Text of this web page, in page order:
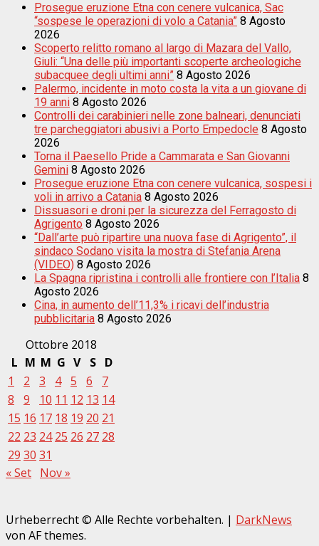
Prosegue eruzione Etna con cenere vulcanica, Sac
“sospese le operazioni di volo a Catania” 8 Agosto
2026
Scoperto relitto romano al largo di Mazara del Vallo,
Giuli: “Una delle più importanti scoperte archeologiche
subacquee degli ultimi anni” 8 Agosto 2026
Palermo, incidente in moto costa la vita a un giovane di
19 anni 8 Agosto 2026
Controlli dei carabinieri nelle zone balneari, denunciati
tre parcheggiatori abusivi a Porto Empedocle 8 Agosto
2026
Torna il Paesello Pride a Cammarata e San Giovanni
Gemini 8 Agosto 2026
Prosegue eruzione Etna con cenere vulcanica, sospesi i
voli in arrivo a Catania 8 Agosto 2026
Dissuasori e droni per la sicurezza del Ferragosto di
Agrigento 8 Agosto 2026
“Dall’arte può ripartire una nuova fase di Agrigento”, il
sindaco Sodano visita la mostra di Stefania Arena
(VIDEO) 8 Agosto 2026
La Spagna ripristina i controlli alle frontiere con l’Italia 8
Agosto 2026
Cina, in aumento dell’11,3% i ricavi dell’industria
pubblicitaria 8 Agosto 2026
Ottobre 2018
L M M G V S
D
1
2 3 4 5 6
7
8
9 10 11 12 13 14
15 16 17 18 19 20 21
22 23 24 25 26 27 28
29 30 31
« Set Nov »
Urheberrecht © Alle Rechte vorbehalten. | DarkNews
von AF themes.